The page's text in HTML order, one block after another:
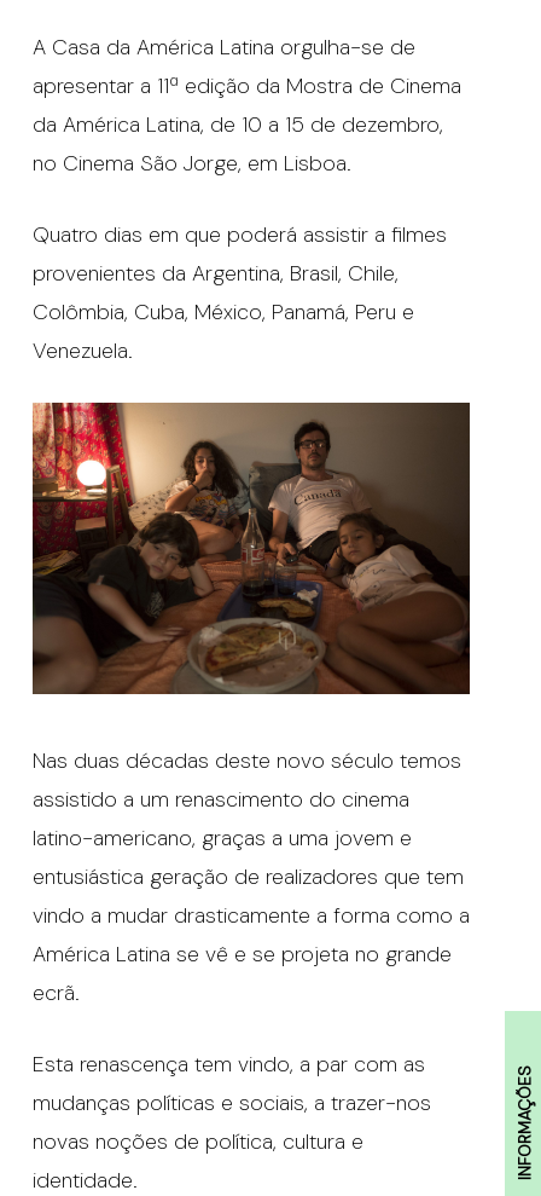
INFORMAÇÕES
A Casa da América Latina orgulha-se de
apresentar a 11ª edição da Mostra de Cinema
da América Latina, de 10 a 15 de dezembro,
no Cinema São Jorge, em Lisboa.
Quatro dias em que poderá assistir a filmes
provenientes da Argentina, Brasil, Chile,
Colômbia, Cuba, México, Panamá, Peru e
Venezuela.
Nas duas décadas deste novo século temos
assistido a um renascimento do cinema
latino-americano, graças a uma jovem e
entusiástica geração de realizadores que tem
vindo a mudar drasticamente a forma como a
América Latina se vê e se projeta no grande
ecrã.
Esta renascença tem vindo, a par com as
mudanças políticas e sociais, a trazer-nos
novas noções de política, cultura e
identidade.